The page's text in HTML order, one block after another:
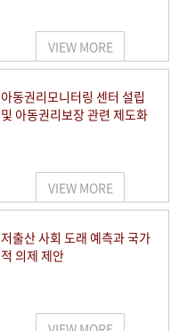
VIEW MORE
아동권리모니터링 센터 설립
및 아동권리보장 관련 제도화
VIEW MORE
저출산 사회 도래 예측과 국가
적 의제 제안